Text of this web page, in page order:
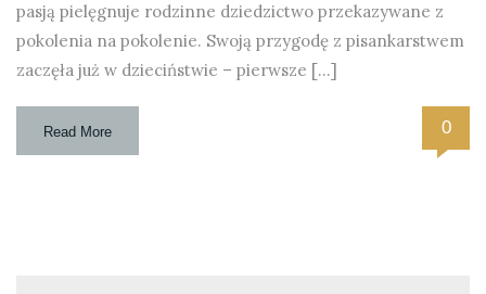
pasją pielęgnuje rodzinne dziedzictwo przekazywane z
pokolenia na pokolenie. Swoją przygodę z pisankarstwem
zaczęła już w dzieciństwie – pierwsze […]
Read More 0